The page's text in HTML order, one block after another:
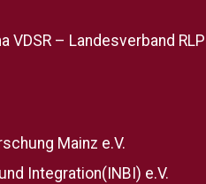
VDSR – Landesverband RLP
Mainz e.V.
Integration(INBI) e.V.